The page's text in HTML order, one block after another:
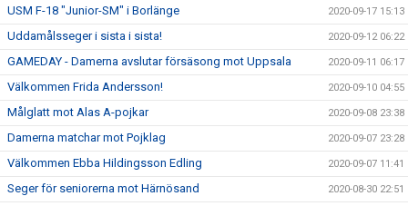
USM F-18 "Junior-SM" i Borlänge 2020-09-17 15:13
Uddamålsseger i sista i sista! 2020-09-12 06:22
GAMEDAY - Damerna avslutar försäsong mot Uppsala 2020-09-11 06:17
Välkommen Frida Andersson! 2020-09-10 04:55
Målglatt mot Alas A-pojkar 2020-09-08 23:38
Damerna matchar mot Pojklag 2020-09-07 23:28
Välkommen Ebba Hildingsson Edling 2020-09-07 11:41
Seger för seniorerna mot Härnösand 2020-08-30 22:51